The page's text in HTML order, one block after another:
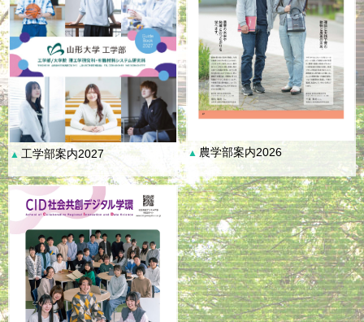
▲ 工学部案内2027 ▲ 農学部案内2026